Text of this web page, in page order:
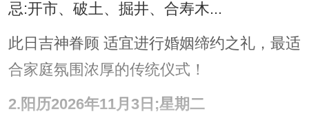
忌:开市、破土、掘井、合寿木...
此日吉神眷顾 适宜进行婚姻缔约之礼，最适
合家庭氛围浓厚的传统仪式！
2.阳历2026年11月3日;星期二